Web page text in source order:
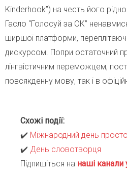
Kinderhook”) на честь його
Гасло “Голосуй за ОК”
ширшої платформи,
дискурсом. Попри остаточний
лінгвістичним переможцем,
повсякденну мову, так і в
Схожі події:
✔️ Міжнародний день
✔️ День словотворця
Підпишіться на наші канали